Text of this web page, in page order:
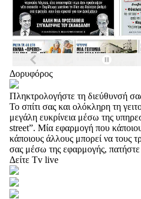
Δορυφόρος
Πληκτρολογήστε τη διεύθυνσή σας
Το σπίτι σας και ολόκληρη τη
μεγάλη ευκρίνεια μέσω της
street”. Μία εφαρμογή που
κάποιους άλλους μπορεί να τους
σας μέσω της εφαρμογής, πατήστε
Δείτε Tv live